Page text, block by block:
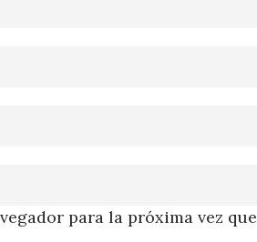
para la próxima vez que